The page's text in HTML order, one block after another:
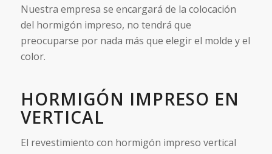
Nuestra empresa se encargará de la colocación
del hormigón impreso, no tendrá que
preocuparse por nada más que elegir el molde y el
color.
HORMIGÓN IMPRESO EN
VERTICAL
El revestimiento con hormigón impreso vertical